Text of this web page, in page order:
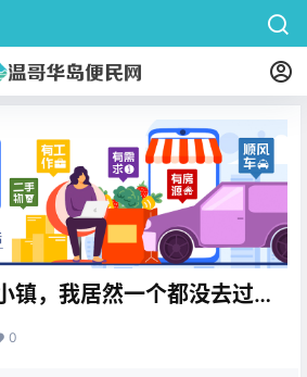
镇，我居然一个都没去过…
0